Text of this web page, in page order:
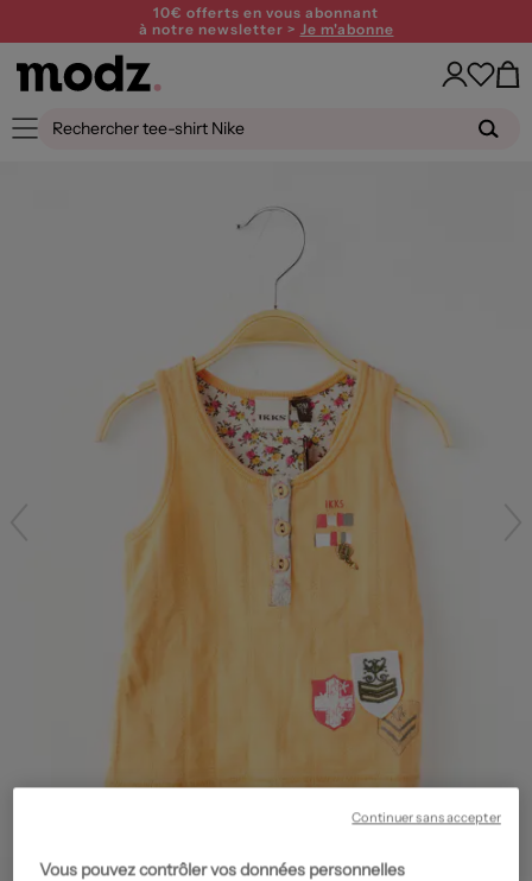
10€ offerts en vous abonnant
à notre newsletter > Je m'abonne
Vous pouvez contrôler vos données personnelles
Continuer sans accepter